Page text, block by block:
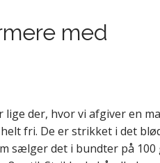
med
der, hvor vi afgiver en
fri. De er strikket i det
sælger det i bundter på